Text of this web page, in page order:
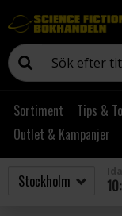
Sortiment Tips &
Outlet & Kampanjer